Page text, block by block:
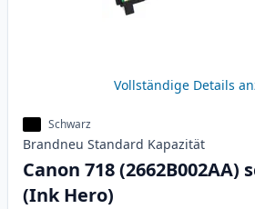
Vollständige Details
Schwarz
Brandneu Standard Kapazität
Canon 718
(Ink Hero)